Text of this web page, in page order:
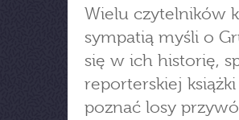
Wielu czytelników
sympatią myśli o
się w ich historię,
reporterskiej
poznać losy